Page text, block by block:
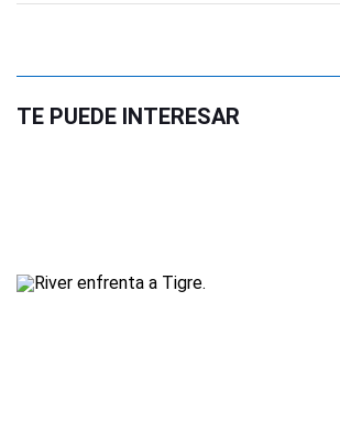
TE PUEDE INTERESAR